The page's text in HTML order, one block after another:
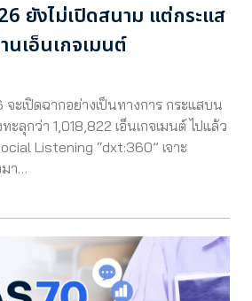
ยังไม่เปิดสนาม แต่กระแส
นเอ็นเกจเมนต์
ะเปิดฉากอย่างเป็นทางการ กระแสบน
ะลุกว่า 1,018,822 เอ็นเกจเมนต์ ไปแล้ว
Listening “dxt:360” เจาะ
า…